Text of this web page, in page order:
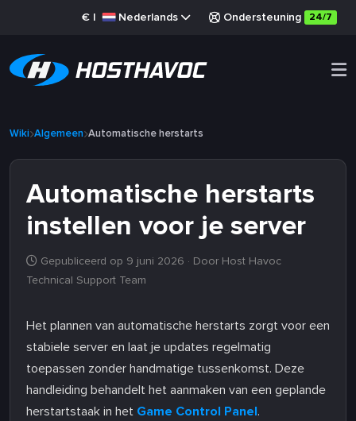
€ | Nederlands Ondersteuning 24/7
Wiki Algemeen Automatische herstarts
Automatische herstarts
instellen voor je server
Gepubliceerd op 9 juni 2026 · Door Host Havoc
Technical Support Team
Het plannen van automatische herstarts zorgt voor een
stabiele server en laat je updates regelmatig
toepassen zonder handmatige tussenkomst. Deze
handleiding behandelt het aanmaken van een geplande
herstartstaak in het Game Control Panel.